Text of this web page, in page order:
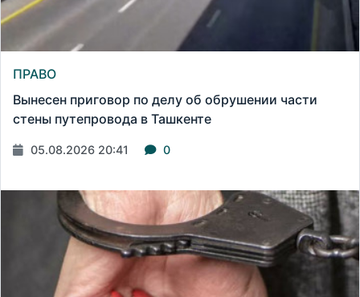
ПРАВО
Вынесен приговор по делу об обрушении части
стены путепровода в Ташкенте
05.08.2026 20:41 0